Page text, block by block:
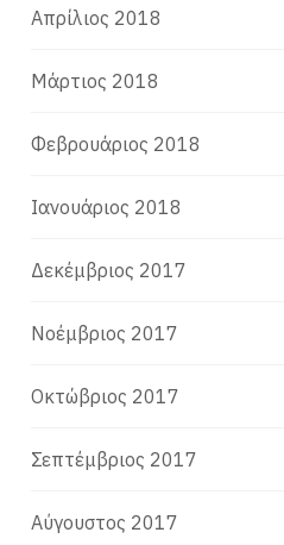
Απρίλιος 2018
Μάρτιος 2018
Φεβρουάριος 2018
Ιανουάριος 2018
Δεκέμβριος 2017
Νοέμβριος 2017
Οκτώβριος 2017
Σεπτέμβριος 2017
Αύγουστος 2017